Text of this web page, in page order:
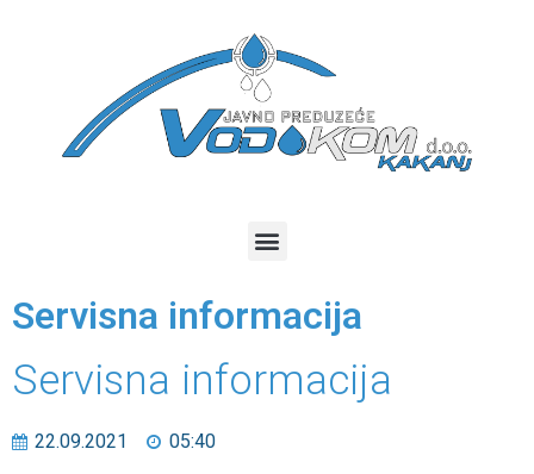
Servisna informacija
Servisna informacija
22.09.2021 05:40